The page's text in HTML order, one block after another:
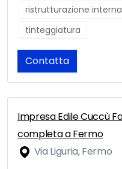
ristrutturazione interna
tinteggiatura
Contatta
Impresa Edile Cuccù
completa a Fermo
Via Liguria, Fermo